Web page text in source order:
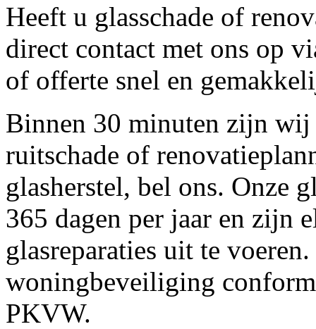
Heeft u glasschade of
direct contact met ons op
of offerte snel en
Binnen 30 minuten zijn wij
ruitschade of
glasherstel, bel ons. Onze
365 dagen per jaar en zijn
glasreparaties uit te
woningbeveiliging
PKVW.